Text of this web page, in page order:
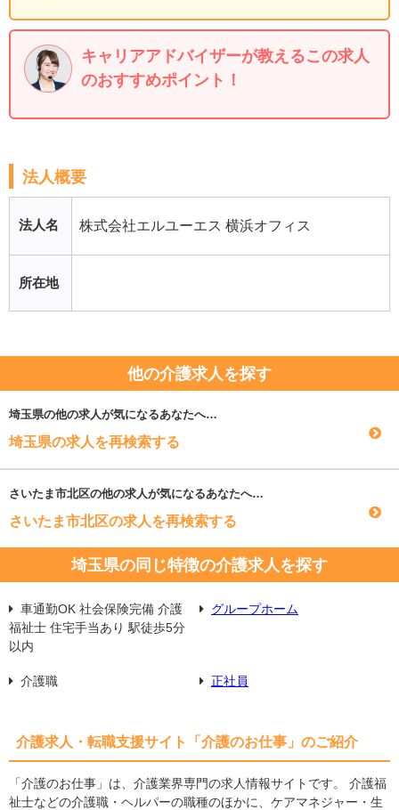
キャリアアドバイザーが教えるこの求人
のおすすめポイント！
法人概要
法人名 株式会社エルユーエス 横浜オフィス
所在地
他の介護求人を探す
埼玉県の他の求人が気になるあなたへ…
埼玉県の求人を再検索する
さいたま市北区の他の求人が気になるあなたへ…
さいたま市北区の求人を再検索する
埼玉県の同じ特徴の介護求人を探す
車通勤OK 社会保険完備 介護
福祉士 住宅手当あり 駅徒歩5分
以内
グループホーム
介護職 正社員
介護求人・転職支援サイト「介護のお仕事」のご紹介
「介護のお仕事」は、介護業界専門の求人情報サイトです。 介護福
祉士などの介護職・ヘルパーの職種のほかに、ケアマネジャー・生